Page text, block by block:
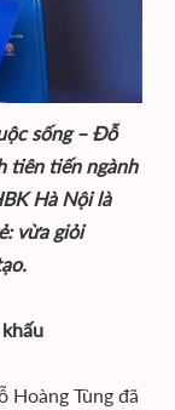
sống – Đỗ
tiên tiến ngành
Hà Nội là
vừa giỏi
Hoàng Tùng đã